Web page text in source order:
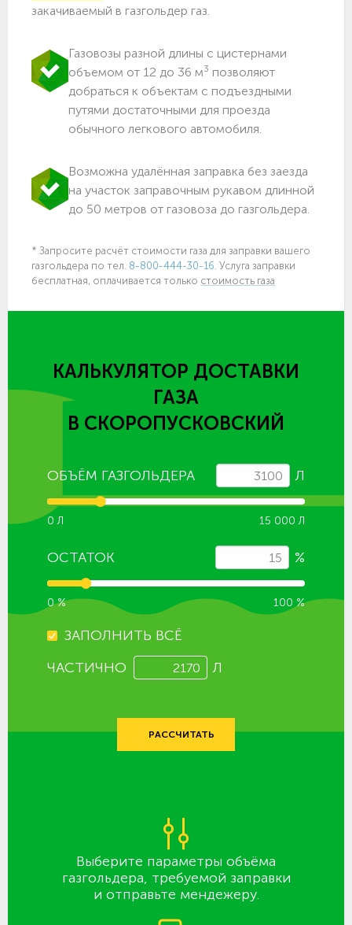
закачиваемый в газгольдер газ.
Газовозы разной длины с цистернами
объемом от 12 до 36 м3 позволяют
добраться к объектам c подъездными
путями достаточными для проезда
обычного легкового автомобиля.
Возможна удалённая заправка без заезда
на участок заправочным рукавом длинной
до 50 метров от газовоза до газгольдера.
* Запросите расчёт стоимости газа для заправки вашего
газгольдера по тел. 8-800-444-30-16. Услуга заправки
бесплатная, оплачивается только стоимость газа
КАЛЬКУЛЯТОР ДОСТАВКИ
ГАЗА
В СКОРОПУСКОВСКИЙ
ОБЪЁМ ГАЗГОЛЬДЕРА Л
0 Л 15 000 Л
ОСТАТОК %
0 % 100 %
ЗАПОЛНИТЬ ВСЁ
ЧАСТИЧНО
Л
РАССЧИТАТЬ
Выберите параметры объёма
газгольдера, требуемой заправки
и отправьте мендежеру.